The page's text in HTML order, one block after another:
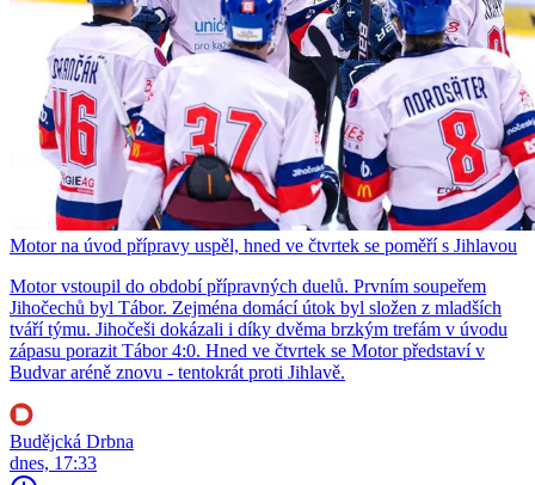
Motor na úvod přípravy uspěl, hned ve čtvrtek se poměří s Jihlavou
Motor vstoupil do období přípravných duelů. Prvním soupeřem
Jihočechů byl Tábor. Zejména domácí útok byl složen z mladších
tváří týmu. Jihočeši dokázali i díky dvěma brzkým trefám v úvodu
zápasu porazit Tábor 4:0. Hned ve čtvrtek se Motor představí v
Budvar aréně znovu - tentokrát proti Jihlavě.
Budějcká Drbna
dnes, 17:33